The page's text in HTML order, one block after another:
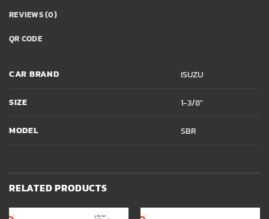
REVIEWS (0)
QR CODE
CAR BRAND ISUZU
SIZE 1-3/8"
MODEL SBR
RELATED PRODUCTS